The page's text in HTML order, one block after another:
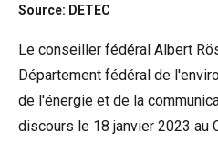
Source: DETEC
Le conseiller fédéral Albert
Département fédéral de
de l'énergie et de la
discours le 18 janvier 2023 au